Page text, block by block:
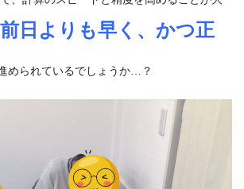
前日よりも早く、かつ正
められているでしょうか…？